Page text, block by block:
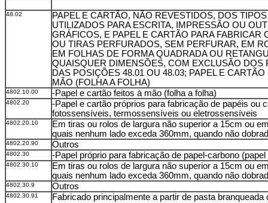
48.02
PAPEL E CARTÃO, NÃO REVESTIDOS, DOS TIPOS
UTILIZADOS PARA ESCRITA, IMPRESSÃO OU
GRÁFICOS, E PAPEL E CARTÃO PARA FABRICAR
OU TIRAS PERFURADOS, SEM PERFURAR, EM
EM FOLHAS DE FORMA QUADRADA OU
QUAISQUER DIMENSÕES, COM EXCLUSÃO DOS
DAS POSIÇÕES 48.01 OU 48.03; PAPEL E CARTÃO
MÃO (FOLHA A FOLHA)
4802.10.00 -Papel e cartão feitos à mão (folha a folha)
4802.20
-Papel e cartão próprios para fabricação de papéis ou
fotossensíveis, termossensíveis ou eletrossensíveis
4802.20.10
Em tiras ou rolos de largura não superior a 15cm ou
quais nenhum lado exceda 360mm, quando não
4802.20.90 Outros
4802.30 -Papel próprio para fabricação de papel-carbono
4802.30.10
Em tiras ou rolos de largura não superior a 15cm ou
quais nenhum lado exceda 360mm, quando não
4802.30.9 Outros
4802.30.91
Fabricado principalmente a partir de pasta branqueada